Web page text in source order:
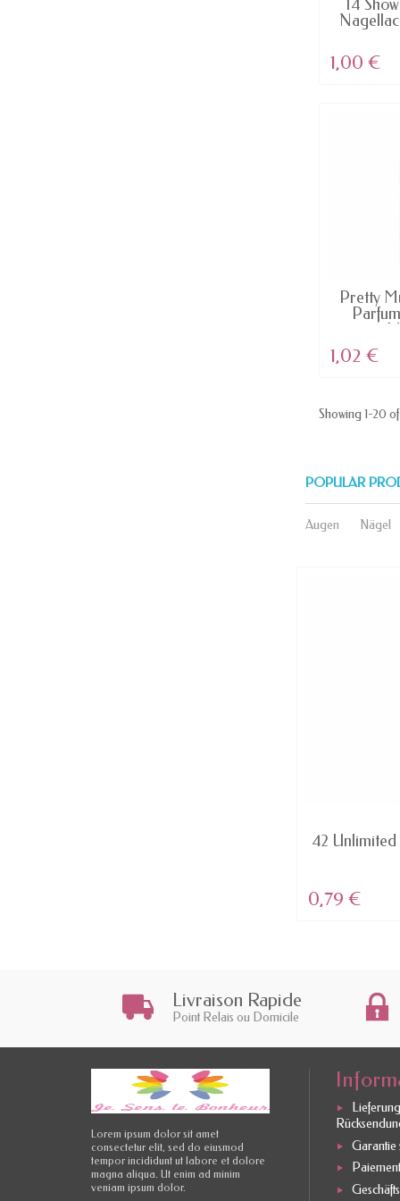
14
1,00 €
Pretty
1,02 €
Showing 1-20
POPULAR
Augen Nägel
42
0,79 €
Livraison Rapide
Point Relais ou Domicile
Lorem ipsum dolor sit amet
consectetur elit, sed do eiusmod
tempor incididunt ut labore et dolore
magna aliqua. Ut enim ad minim
veniam ipsum dolor.
Garantie